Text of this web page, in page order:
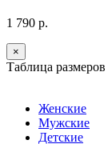
1 790 р.
×
Таблица размеров
Женские
Мужские
Детские